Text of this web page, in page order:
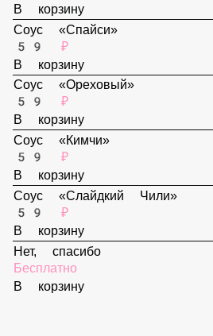
Соус «Шрирача»
59 ₽
В корзину
Соус «Спайси»
59 ₽
В корзину
Соус «Ореховый»
59 ₽
В корзину
Соус «Кимчи»
59 ₽
В корзину
Соус «Слайдкий Чили»